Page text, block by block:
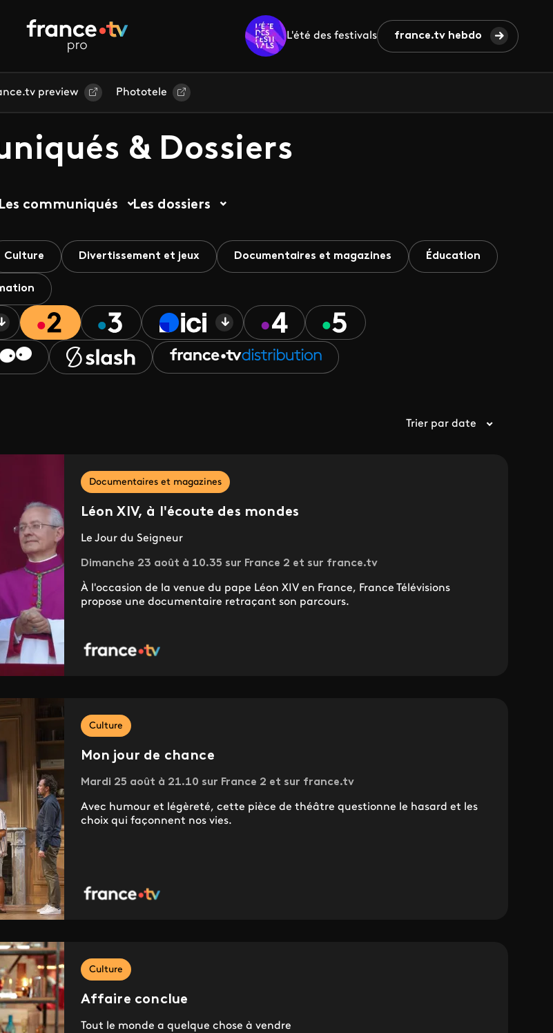
L'été des festivals france.tv hebdo
preview Phototele
& Dossiers
communiqués Les dossiers
Culture Divertissement et jeux Documentaires et magazines Éducation
Trier par date
Documentaires et magazines
Léon XIV, à l'écoute des mondes
Le Jour du Seigneur
Dimanche 23 août à 10.35 sur France 2 et sur france.tv
À l'occasion de la venue du pape Léon XIV en France, France Télévisions
propose une documentaire retraçant son parcours.
Culture
Mon jour de chance
Mardi 25 août à 21.10 sur France 2 et sur france.tv
Avec humour et légèreté, cette pièce de théâtre questionne le hasard et les
choix qui façonnent nos vies.
Culture
Affaire conclue
Tout le monde a quelque chose à vendre